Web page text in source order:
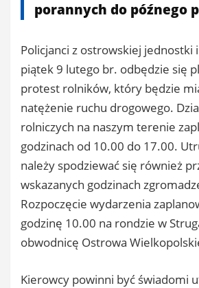
porannych do późnego
Policjanci z ostrowskiej jednostki
piątek 9 lutego br. odbędzie się
protest rolników, który będzie
natężenie ruchu drogowego.
rolniczych na naszym terenie
godzinach od 10.00 do 17.00.
należy spodziewać się również
wskazanych godzinach
Rozpoczęcie wydarzenia
godzinę 10.00 na rondzie w
obwodnicę Ostrowa
Kierowcy powinni być świadomi